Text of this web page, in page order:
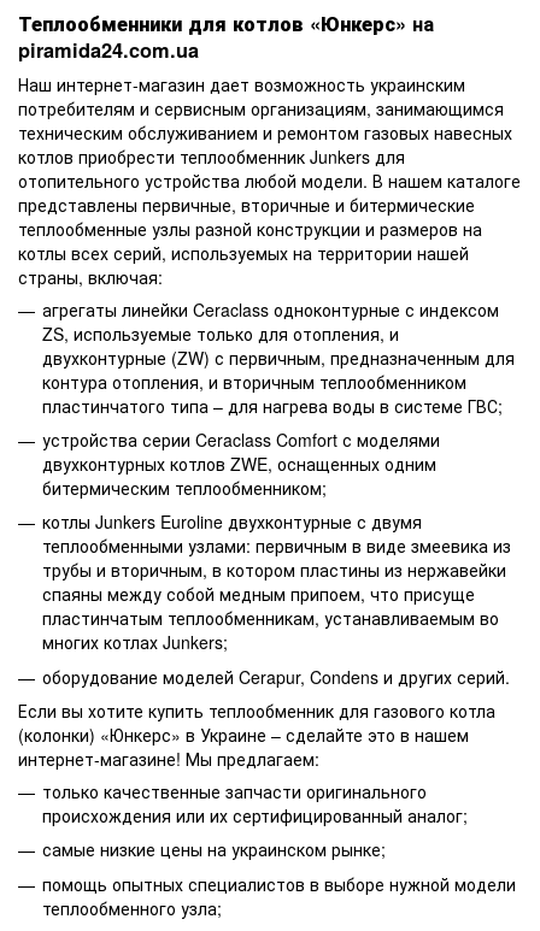
Теплообменники для котлов «Юнкерс» на
piramida24.com.ua
Наш интернет-магазин дает возможность украинским
потребителям и сервисным организациям, занимающимся
техническим обслуживанием и ремонтом газовых навесных
котлов приобрести теплообменник Junkers для
отопительного устройства любой модели. В нашем каталоге
представлены первичные, вторичные и битермические
теплообменные узлы разной конструкции и размеров на
котлы всех серий, используемых на территории нашей
страны, включая:
агрегаты линейки Ceraclass одноконтурные с индексом
ZS, используемые только для отопления, и
двухконтурные (ZW) с первичным, предназначенным для
контура отопления, и вторичным теплообменником
пластинчатого типа – для нагрева воды в системе ГВС;
устройства серии Ceraclass Comfort с моделями
двухконтурных котлов ZWE, оснащенных одним
битермическим теплообменником;
котлы Junkers Euroline двухконтурные с двумя
теплообменными узлами: первичным в виде змеевика из
трубы и вторичным, в котором пластины из нержавейки
спаяны между собой медным припоем, что присуще
пластинчатым теплообменникам, устанавливаемым во
многих котлах Junkers;
оборудование моделей Cerapur, Condens и других серий.
Если вы хотите купить теплообменник для газового котла
(колонки) «Юнкерс» в Украине – сделайте это в нашем
интернет-магазине! Мы предлагаем:
только качественные запчасти оригинального
происхождения или их сертифицированный аналог;
самые низкие цены на украинском рынке;
помощь опытных специалистов в выборе нужной модели
теплообменного узла;